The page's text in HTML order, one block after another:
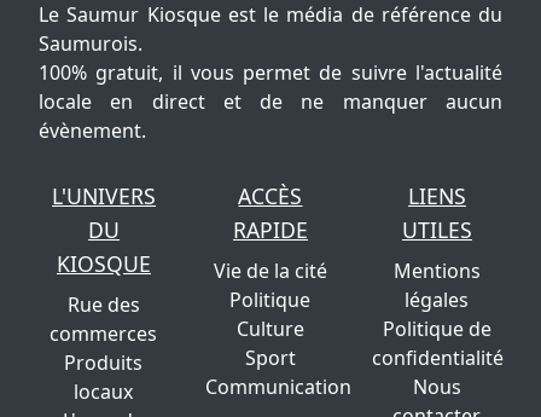
Le Saumur Kiosque est le média de référence du
Saumurois.
100% gratuit, il vous permet de suivre l'actualité
locale en direct et de ne manquer aucun
évènement.
L'UNIVERS
DU
KIOSQUE
Rue des
commerces
Produits
locaux
ACCÈS
RAPIDE
Vie de la cité
Politique
Culture
Sport
Communication
LIENS
UTILES
Mentions
légales
Politique de
confidentialité
Nous